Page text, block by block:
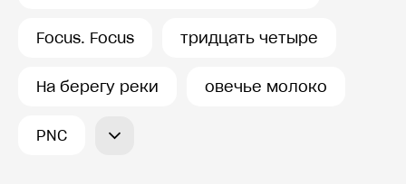
Focus. Focus тридцать четыре
На берегу реки овечье молоко
PNC